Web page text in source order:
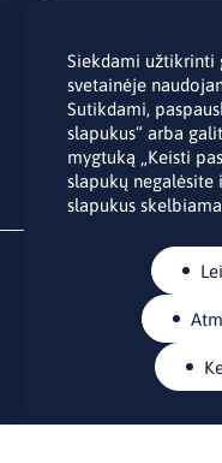
Užsakydami LINO biuro
asmens duomenų
Siekdami užtikrinti
svetainėje
Sutikdami,
slapukus“ arba
mygtuką „Keisti
slapukų
slapukus skelbiama